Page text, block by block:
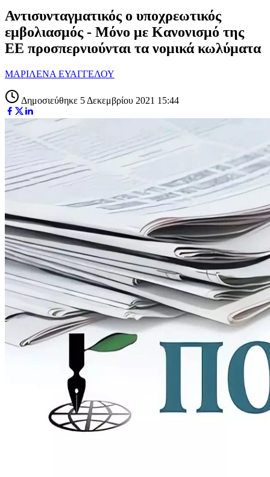
Αντισυνταγματικός ο υποχρεωτικός
εμβολιασμός - Μόνο με Κανονισμό της
ΕΕ προσπερνιούνται τα νομικά κωλύματα
ΜΑΡΙΛΕΝΑ ΕΥΑΓΓΕΛΟΥ
Δημοσιεύθηκε 5 Δεκεμβρίου 2021 15:44